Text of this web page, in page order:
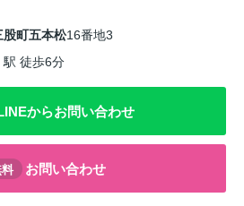
股町五本松16番地3
駅 徒歩6分
からお問い合わせ
お問い合わせ